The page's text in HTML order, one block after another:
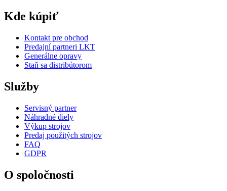
Kde kúpiť
Kontakt pre obchod
Predajní partneri LKT
Generálne opravy
Staň sa distribútorom
Služby
Servisný partner
Náhradné diely
Výkup strojov
Predaj použitých strojov
FAQ
GDPR
O spoločnosti